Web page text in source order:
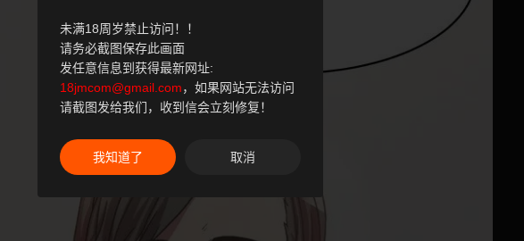
未满18周岁禁止访问！！
请务必截图保存此画面
发任意信息到获得最新网址:
18jmcom@gmail.com，如果网站无法访问
请截图发给我们，收到信会立刻修复！
我知道了 取消